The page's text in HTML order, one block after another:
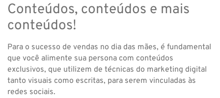
Conteúdos, conteúdos e mais
conteúdos!
Para o sucesso de vendas no dia das mães, é fundamental
que você alimente sua persona com conteúdos
exclusivos, que utilizem de técnicas do marketing digital
tanto visuais como escritas, para serem vinculadas às
redes sociais.